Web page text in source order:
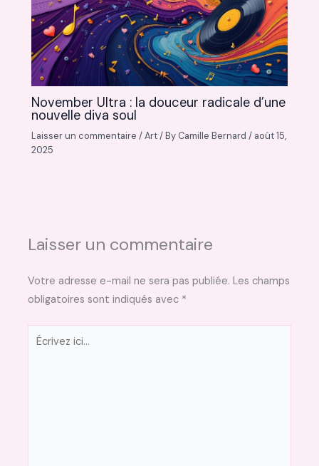
November Ultra : la douceur radicale d’une
nouvelle diva soul
Laisser un commentaire /Art/ By Camille Bernard/ août 15,
2025
Laisser un commentaire
Votre adresse e-mail ne sera pas publiée. Les champs
obligatoires sont indiqués avec *
Écrivez